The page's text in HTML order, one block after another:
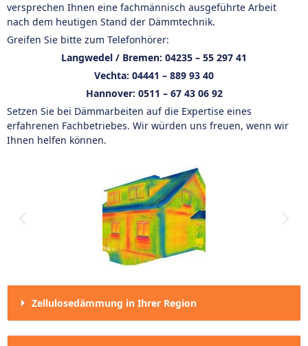
versprechen Ihnen eine fachmännisch ausgeführte Arbeit
nach dem heutigen Stand der Dämmtechnik.
Greifen Sie bitte zum Telefonhörer:
Langwedel / Bremen: 04235 – 55 297 41
Vechta: 04441 – 889 93 40
Hannover: 0511 – 67 43 06 92
Setzen Sie bei Dämmarbeiten auf die Expertise eines
erfahrenen Fachbetriebes. Wir würden uns freuen, wenn wir
Ihnen helfen können.
Zellulosedämmung in Ihrer Region